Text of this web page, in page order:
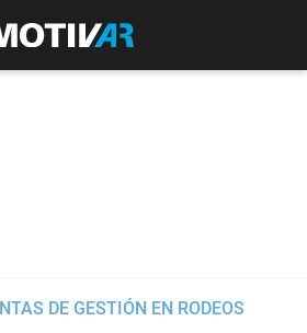
DE GESTIÓN EN RODEOS